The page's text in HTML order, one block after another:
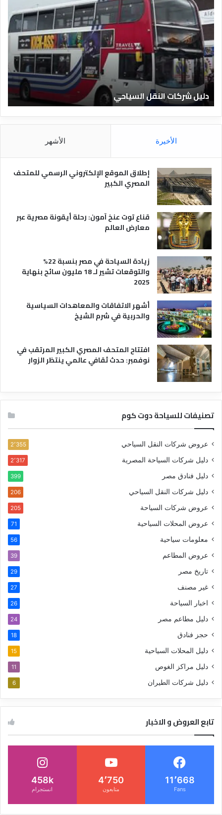
ل
ي
ش
ر
ك
ا
ت
ل
ن
ق
ل
س
ح
ي
دليل شركات النقل السياحي
ا
ر
الأخيرة الأشهر
إطلاق الموقع الإلكتروني الرسمي للمتحف
المصري الكبير
قناع توت عنخ آمون: رحلة أيقونة مصرية عبر
معارض العالم
زيادة السياحة في مصر بنسبة 22%
والتوقعات تشير لـ 18 مليون سائح بنهاية
2025
أشهر الاتفاقات والمعاهدات السياسية
والحربية في شرم الشيخ
افتتاح المتحف المصري الكبير المرتقب في
نوفمبر: حدث ثقافي عالمي ينتظر الزوار
تصنيفات للسياحة دوت كوم
عروض شركات النقل السياحي 2٬355
دليل شركات السياحة المصرية 2٬317
دليل فنادق مصر 399
دليل شركات النقل السياحي 206
عروض شركات السياحة 205
عروض المحلات السياحية 71
معلومات سياحية 56
عروض المطاعم 39
تاريخ مصر 29
غير مصنف 27
اخبار السياحة 26
دليل مطاعم مصر 24
حجز فنادق 18
دليل المحلات السياحية 15
دليل مراكز الغوص 11
دليل شركات الطيران 6
تابع العروض و الاخبار
11٬668
Fans
4٬750
متابعون
458k
انستجرام